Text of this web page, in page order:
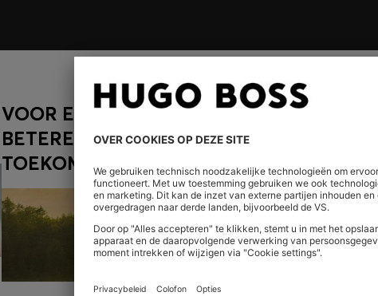
VOOR EEN
BETERE
TOEKOMST
CONTACT &
WhatsApp*
FAQ & help en